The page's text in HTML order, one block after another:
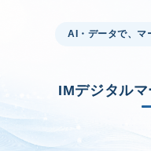
AI・データで、マ
IMデジタル